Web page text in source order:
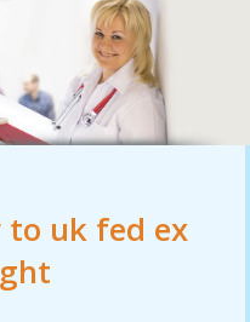
to uk fed ex